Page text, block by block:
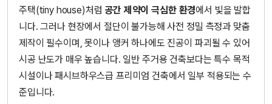
주택(tiny house)처럼 공간 제약이 극심한 환경에서 빛을 발합
니다. 그러나 현장에서 절단이 불가능해 사전 정밀 측정과 맞춤
제작이 필수이며, 못이나 앵커 하나에도 진공이 파괴될 수 있어
시공 난도가 매우 높습니다. 일반 주거용 건축보다는 특수 목적
시설이나 패시브하우스급 프리미엄 건축에서 일부 적용되는 수
준입니다.